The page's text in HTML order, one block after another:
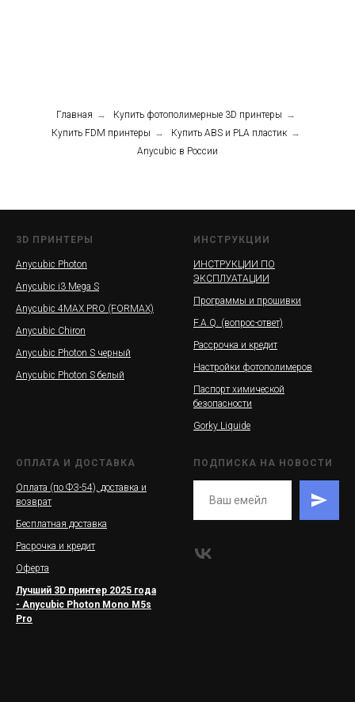
Главная → Купить фотополимерные 3D принтеры →
Купить FDM принтеры → Купить ABS и PLA пластик →
Anycubic в России
3D ПРИНТЕРЫ
Anycubic Photon
Anycubic i3 Mega S
Anycubic 4MAX PRO (FORMAX)
Anycubic Chiron
Anycubic Photon S черный
Anycubic Photon S белый
ИНСТРУКЦИИ
ИНСТРУКЦИИ ПО
ЭКСПЛУАТАЦИИ
Программы и прошивки
F.A.Q. (вопрос-ответ)
Рассрочка и кредит
Настройки фотополимеров
Паспорт химической
безопасности
Gorky Liquide
ОПЛАТА И ДОСТАВКА
Оплата (по ФЗ-54), доставка и
возврат
Бесплатная доставка
Расрочка и кредит
Оферта
Лучший 3D принтер 2025 года
- Anycubic Photon Mono M5s
Pro
ПОДПИСКА НА НОВОСТИ